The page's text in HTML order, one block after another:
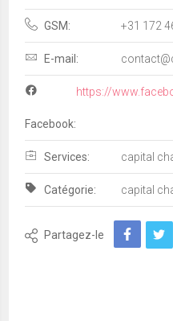
GSM: +31 172
E-mail:
Facebook:
https://
Services: capital
Catégorie: capital
Partagez-le